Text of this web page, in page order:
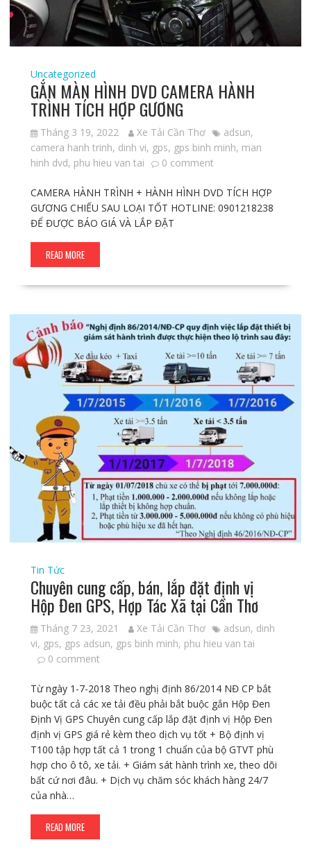
Uncategorized
GẮN MÀN HÌNH DVD CAMERA HÀNH
TRÌNH TÍCH HỢP GƯƠNG
Tháng 3 19, 2022 Xe Tải Cần Thơ adsun,
camera hanh trinh, dinh vi, gps, gps binh minh, man
hinh dvd, phu hieu van tai 0 comment
CAMERA HÀNH TRÌNH + HÀNH HÌNH DVD TÍCH HỢP
GƯƠNG CHIẾU SAU LOẠI TỐT HOTLINE: 0901218238
ĐỂ ĐƯỢC BÁO GIÁ VÀ LẮP ĐẶT
READ MORE
Tin Tức
Chuyên cung cấp, bán, lắp đặt định vị
Hộp Đen GPS, Hợp Tác Xã tại Cần Thơ
Tháng 7 23, 2021 Xe Tải Cần Thơ adsun, dinh
vi, gps, gps adsun, gps binh minh, phu hieu van tai
0 comment
Từ ngày 1-7-2018 Theo nghị định 86/2014 NĐ CP bắt
buộc tất cả các xe tải đều phải bắt buộc gắn Hộp Đen
Định Vị GPS Chuyên cung cấp lắp đặt định vị Hộp Đen
định vị GPS giá rẻ kèm theo dịch vụ tốt + Bộ định vị
T100 tập hợp tất cả 1 trong 1 chuẩn của bộ GTVT phù
hợp cho ô tô, xe tải. + Giám sát hành trình xe, theo dõi
bất cứ nơi đâu. + Dịch vụ chăm sóc khách hàng 24/7
của nhà…
READ MORE